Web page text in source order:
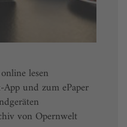
lesen
und zum ePaper
von Opernwelt